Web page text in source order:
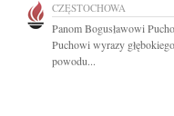
CZĘSTOCHOWA
Panom Bogusławowi
Puchowi wyrazy
powodu...